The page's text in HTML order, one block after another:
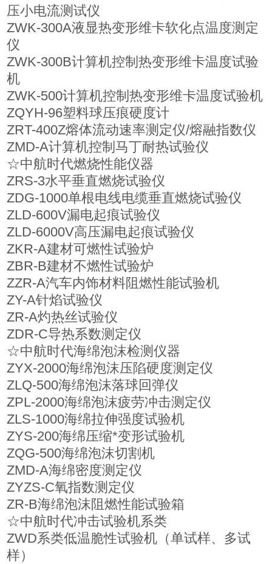
压小电流测试仪
ZWK-300A液显热变形维卡软化点温度测定
仪
ZWK-300B计算机控制热变形维卡温度试验
机
ZWK-500计算机控制热变形维卡温度试验机
ZQYH-96塑料球压痕硬度计
ZRT-400Z熔体流动速率测定仪/熔融指数仪
ZMD-A计算机控制马丁耐热试验仪
☆中航时代燃烧性能仪器
ZRS-3水平垂直燃烧试验仪
ZDG-1000单根电线电缆垂直燃烧试验仪
ZLD-600V漏电起痕试验仪
ZLD-6000V高压漏电起痕试验仪
ZKR-A建材可燃性试验炉
ZBR-B建材不燃性试验炉
ZZR-A汽车内饰材料阻燃性能试验机
ZY-A针焰试验仪
ZR-A灼热丝试验仪
ZDR-C导热系数测定仪
☆中航时代海绵泡沫检测仪器
ZYX-2000海绵泡沫压陷硬度测定仪
ZLQ-500海绵泡沫落球回弹仪
ZPL-2000海绵泡沫疲劳冲击测定仪
ZLS-1000海绵拉伸强度试验机
ZYS-200海绵压缩*变形试验机
ZQG-500海绵泡沫切割机
ZMD-A海绵密度测定仪
ZYZS-C氧指数测定仪
ZR-B海绵泡沫阻燃性能试验箱
☆中航时代冲击试验机系类
ZWD系类低温脆性试验机（单试样、多试
样）